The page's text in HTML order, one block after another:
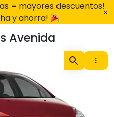
= mayores descuentos!
y ahorra!
Avenida